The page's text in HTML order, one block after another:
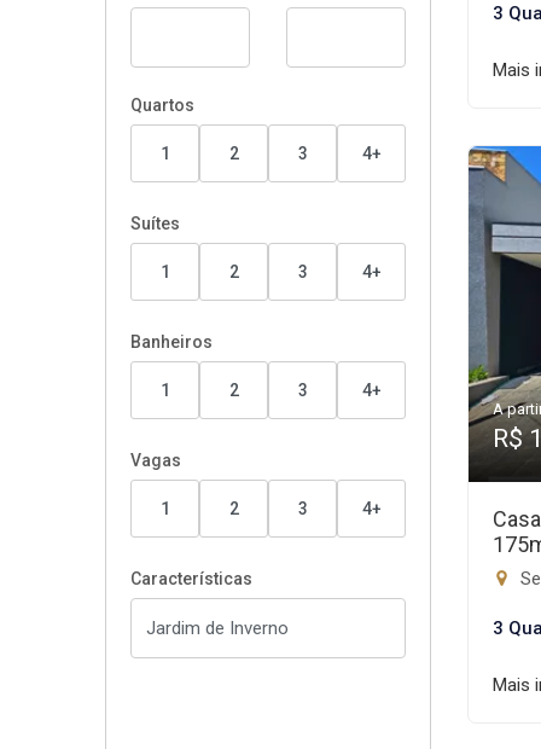
Quartos
1 2 3 4+
Suítes
1 2 3 4+
Banheiros
1 2 3 4+
Vagas
1 2 3 4+
Características
3
Mais
A
R$
3
Mais